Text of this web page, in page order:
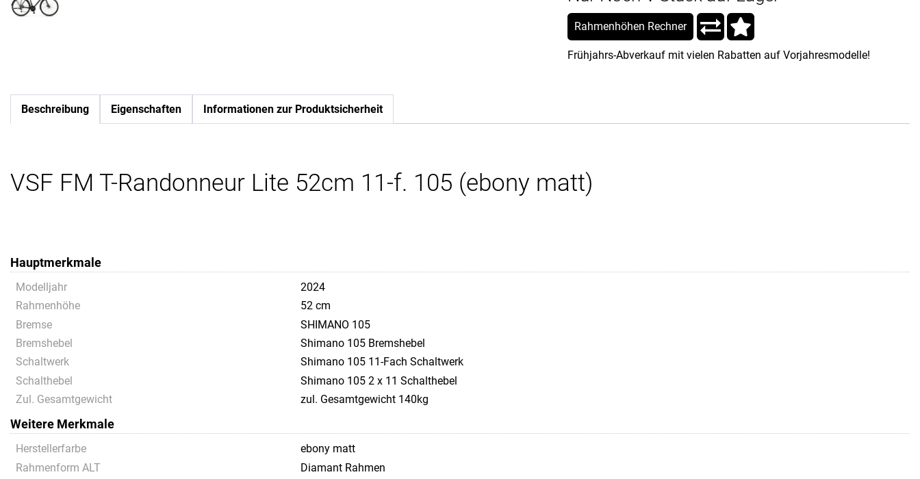
Rahmenhöhen Rechner
Frühjahrs-Abverkauf mit vielen Rabatten auf Vorjahresmodelle!
Beschreibung Eigenschaften Informationen zur Produktsicherheit
VSF FM T-Randonneur Lite 52cm 11-f. 105 (ebony matt)
Hauptmerkmale
Modelljahr
2024
Rahmenhöhe
52 cm
Bremse
SHIMANO 105
Bremshebel
Shimano 105 Bremshebel
Schaltwerk
Shimano 105 11-Fach Schaltwerk
Schalthebel
Shimano 105 2 x 11 Schalthebel
Zul. Gesamtgewicht
zul. Gesamtgewicht 140kg
Weitere Merkmale
Herstellerfarbe
ebony matt
Rahmenform ALT
Diamant Rahmen